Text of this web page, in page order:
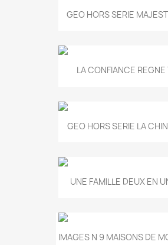
GEO HORS SERIE
LA CONFIANCE REGNE
GEO HORS SERIE LA
UNE FAMILLE DEUX EN
IMAGES N 9 MAISONS DE